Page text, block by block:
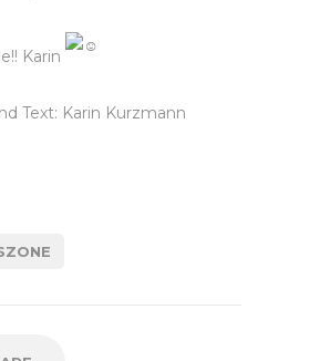
Karin
Text: Karin Kurzmann